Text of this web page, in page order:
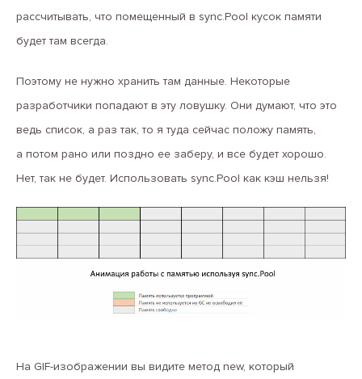
	heapBuffersPool.Put(b)
рассчитывать, что помещенный в sync.Pool кусок памяти
будет там всегда.
Поэтому не нужно хранить там данные. Некоторые
разработчики попадают в эту ловушку. Они думают, что это
ведь список, а раз так, то я туда сейчас положу память,
а потом рано или поздно ее заберу, и все будет хорошо.
Нет, так не будет. Использовать sync.Pool как кэш нельзя!
На GIF-изображении вы видите метод new, который